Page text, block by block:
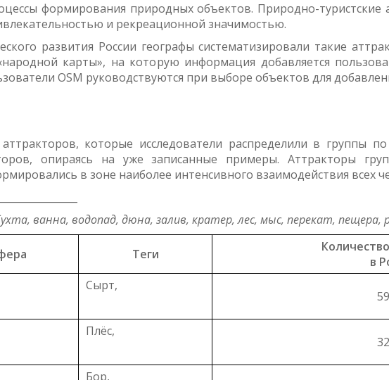
формирования природных объектов. Природно-туристские
и рекреационной значимостью.
развития России географы систематизировали такие
карты», на которую информация добавляется
OSM руководствуются при выборе объектов для
которые исследователи распределили в группы
опираясь на уже записанные примеры. Аттракторы
в зоне наиболее интенсивного взаимодействия всех
ванна, водопад, дюна, залив, кратер, лес, мыс, перекат, пещера,
Теги
в
Сырт,
Плёс,
Бор,